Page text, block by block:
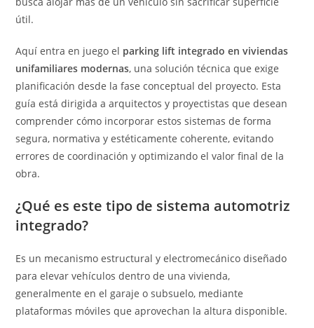
útil.
Aquí entra en juego el parking lift integrado en viviendas
unifamiliares modernas, una solución técnica que exige
planificación desde la fase conceptual del proyecto. Esta
guía está dirigida a arquitectos y proyectistas que desean
comprender cómo incorporar estos sistemas de forma
segura, normativa y estéticamente coherente, evitando
errores de coordinación y optimizando el valor final de la
obra.
¿Qué es este tipo de sistema automotriz
integrado?
Es un mecanismo estructural y electromecánico diseñado
para elevar vehículos dentro de una vivienda,
generalmente en el garaje o subsuelo, mediante
plataformas móviles que aprovechan la altura disponible.